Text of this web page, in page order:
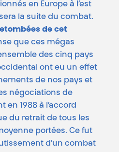
en Europe à l’est
la suite du combat.
de cet
que ces mégas
des cinq pays
ont eu un effet
de nos pays et
négociations de
en 1988 à l’accord
du retrait de tous les
portées. Ce fut
d’un combat